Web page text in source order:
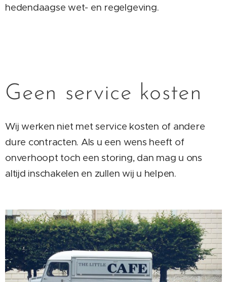
hedendaagse wet- en regelgeving.
Geen service kosten
Wij werken niet met service kosten of andere
dure contracten. Als u een wens heeft of
onverhoopt toch een storing, dan mag u ons
altijd inschakelen en zullen wij u helpen.